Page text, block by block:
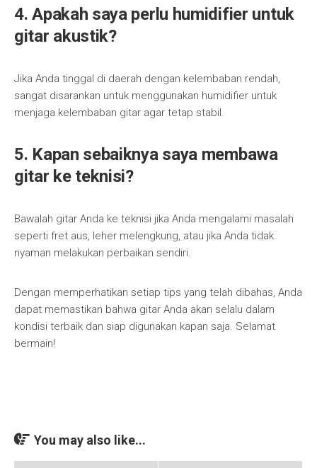
4. Apakah saya perlu humidifier untuk
gitar akustik?
Jika Anda tinggal di daerah dengan kelembaban rendah,
sangat disarankan untuk menggunakan humidifier untuk
menjaga kelembaban gitar agar tetap stabil.
5. Kapan sebaiknya saya membawa
gitar ke teknisi?
Bawalah gitar Anda ke teknisi jika Anda mengalami masalah
seperti fret aus, leher melengkung, atau jika Anda tidak
nyaman melakukan perbaikan sendiri.
Dengan memperhatikan setiap tips yang telah dibahas, Anda
dapat memastikan bahwa gitar Anda akan selalu dalam
kondisi terbaik dan siap digunakan kapan saja. Selamat
bermain!
You may also like...